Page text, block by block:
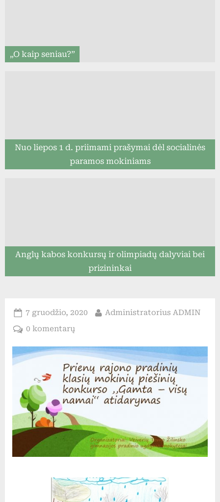
„O kaip seniau?”
Nuo liepos 1 d. priimami prašymai dėl socialinės
paramos mokiniams
Anglų kabos konkursų ir olimpiadų dalyviai bei
prizininkai
Posted
on
7 gruodžio, 2020 By
Administratorius ADMIN
0 komentarųįraše